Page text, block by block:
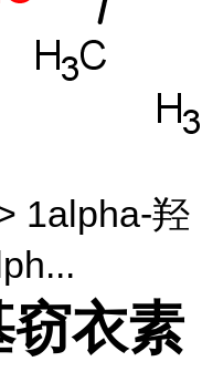
1alpha-羟
衣素